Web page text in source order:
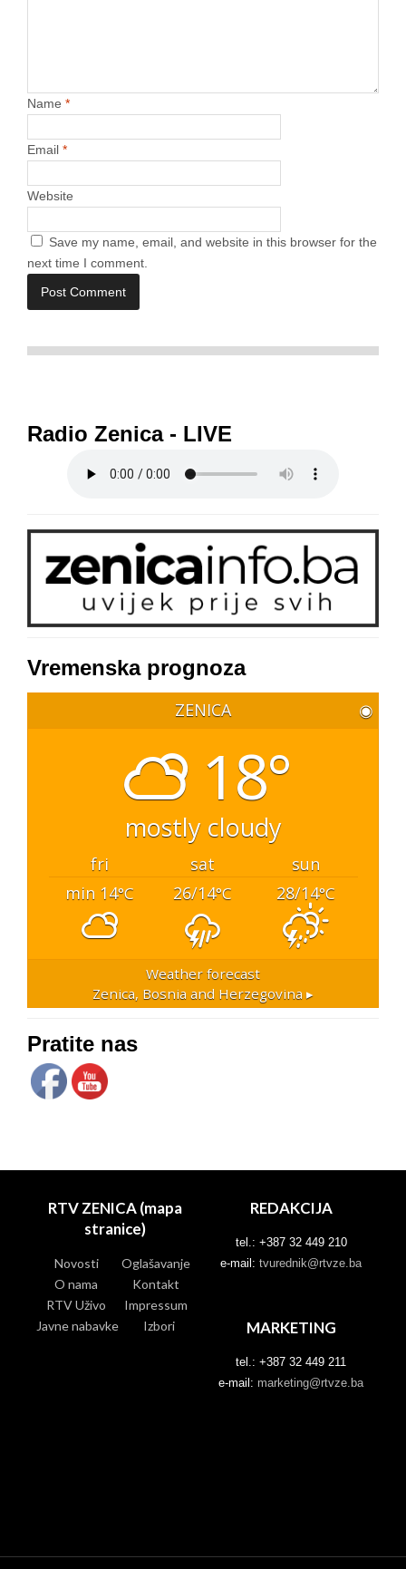
Name *
Email *
Website
Save my name, email, and website in this browser for the
next time I comment.
Radio Zenica - LIVE
Vremenska prognoza
ZENICA ◉
18°
mostly cloudy
fri sat
sun
min 14°C 26/14°C 28/14°C
Weather forecast
Zenica, Bosnia and Herzegovina ▸
Pratite nas
RTV ZENICA (mapa
stranice)
Novosti
Oglašavanje
O nama
Kontakt
RTV Uživo
Impressum
Javne nabavke
Izbori
REDAKCIJA
tel.: +387 32 449 210
e-mail: tvurednik@rtvze.ba
MARKETING
tel.: +387 32 449 211
e-mail: marketing@rtvze.ba